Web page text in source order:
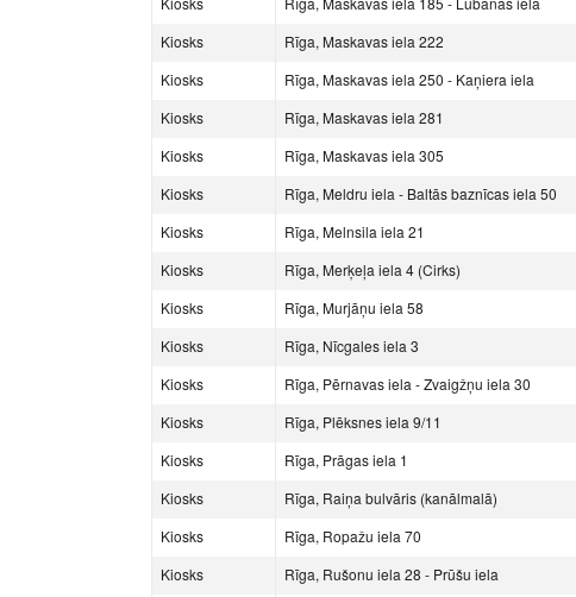
Kiosks
Rīga, Maskavas iela 222
Kiosks
Rīga, Maskavas iela 250 - Kaņiera iela
Kiosks
Rīga, Maskavas iela 281
Kiosks
Rīga, Maskavas iela 305
Kiosks
Rīga, Meldru iela - Baltās baznīcas iela 50
Kiosks
Rīga, Melnsila iela 21
Kiosks
Rīga, Merķeļa iela 4 (Cirks)
Kiosks
Rīga, Murjāņu iela 58
Kiosks
Rīga, Nīcgales iela 3
Kiosks
Rīga, Pērnavas iela - Zvaigžņu iela 30
Kiosks
Rīga, Plēksnes iela 9/11
Kiosks
Rīga, Prāgas iela 1
Kiosks
Rīga, Raiņa bulvāris (kanālmalā)
Kiosks
Rīga, Ropažu iela 70
Kiosks
Rīga, Rušonu iela 28 - Prūšu iela